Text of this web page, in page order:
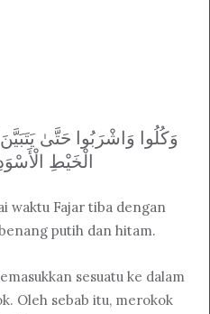
وَكُلُوا وَاشْرَبُوا حَتَّىٰ
الْخَيْطِ
waktu Fajar tiba dengan
putih dan hitam.
sesuatu ke dalam
Oleh sebab itu, merokok